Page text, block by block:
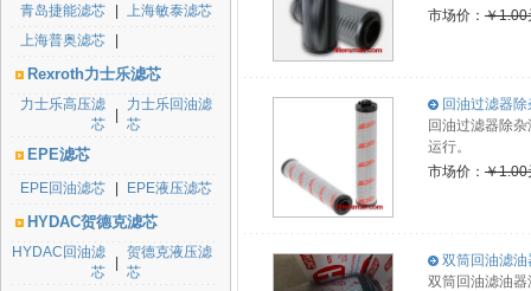
青岛捷能滤芯
上海敏泰滤芯
上海普奥滤芯
Rexroth力士乐滤芯
力士乐高压滤
芯
力士乐回油滤
芯
EPE滤芯
EPE回油滤芯 EPE液压滤芯
HYDAC贺德克滤芯
HYDAC回油滤
芯
贺德克液压滤
芯
市场价： ￥1.00
回油过滤器
回油过滤器除
运行。
市场价： ￥1.00
双筒回油滤
双筒回油滤油